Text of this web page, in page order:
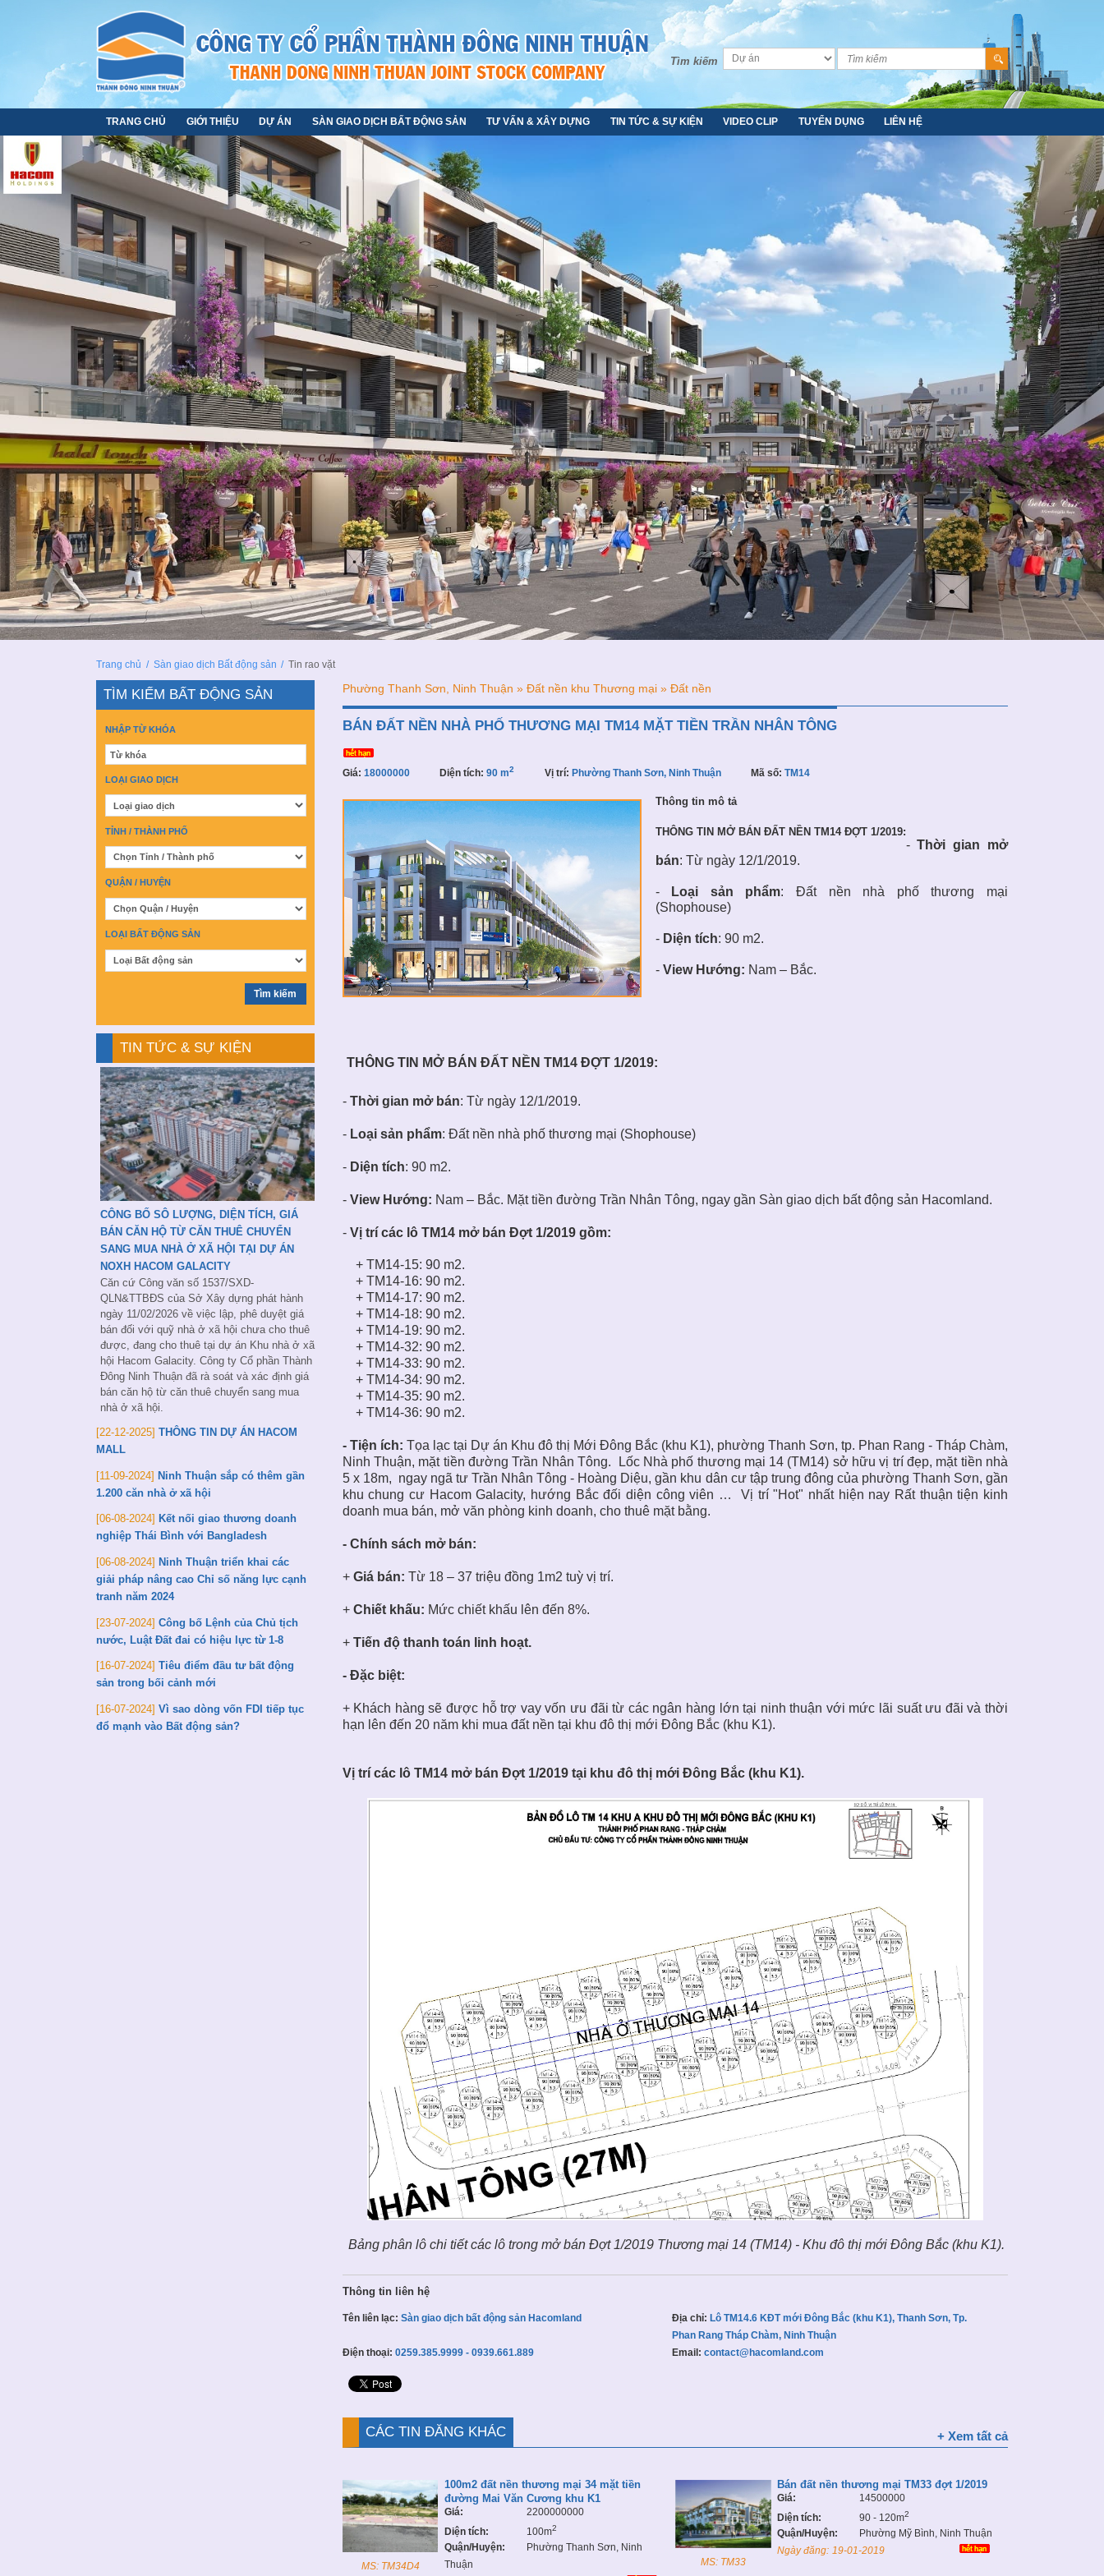
Tìm kiếm
TRANG CHỦ GIỚI THIỆU DỰ ÁN SÀN GIAO DỊCH BẤT ĐỘNG SẢN TƯ VẤN & XÂY DỰNG TIN TỨC & SỰ KIỆN VIDEO CLIP TUYỂN DỤNG LIÊN HỆ
Trang chủ / Sàn giao dịch Bất động sản / Tin rao vặt
Phường Thanh Sơn, Ninh Thuận » Đất nền khu Thương mại » Đất nền
BÁN ĐẤT NỀN NHÀ PHỐ THƯƠNG MẠI TM14 MẶT TIỀN TRẦN NHÂN TÔNG
Giá: 18000000 Diện tích: 90 m2 Vị trí: Phường Thanh Sơn, Ninh Thuận Mã số: TM14
Thông tin mô tả
THÔNG TIN MỞ BÁN ĐẤT NỀNTM14 ĐỢT 1/2019:
-Thời gian mở
bán: Từ ngày 12/1/2019.
- Loại sản phẩm: Đất nền nhà phố thương mại
(Shophouse)
- Diện tích: 90 m2.
- View Hướng: Nam – Bắc.
THÔNG TIN MỞ BÁN ĐẤT NỀN TM14 ĐỢT 1/2019:
- Thời gian mở bán: Từ ngày 12/1/2019.
- Loại sản phẩm: Đất nền nhà phố thương mại (Shophouse)
- Diện tích: 90 m2.
- View Hướng: Nam – Bắc. Mặt tiền đường Trần Nhân Tông, ngay gần Sàn giao dịch bất động sản Hacomland.
- Vị trí các lô TM14 mở bán Đợt 1/2019 gồm:
+ TM14-15: 90 m2.
+ TM14-16: 90 m2.
+ TM14-17: 90 m2.
+ TM14-18: 90 m2.
+ TM14-19: 90 m2.
+ TM14-32: 90 m2.
+ TM14-33: 90 m2.
+ TM14-34: 90 m2.
+ TM14-35: 90 m2.
+ TM14-36: 90 m2.
- Tiện ích: Tọa lạc tại Dự án Khu đô thị Mới Đông Bắc (khu K1), phường Thanh Sơn, tp. Phan Rang - Tháp Chàm,
Ninh Thuận, mặt tiền đường Trần Nhân Tông. Lốc Nhà phố thương mại 14 (TM14) sở hữu vị trí đẹp, mặt tiền nhà
5 x 18m, ngay ngã tư Trần Nhân Tông - Hoàng Diệu, gần khu dân cư tập trung đông của phường Thanh Sơn, gần
khu chung cư Hacom Galacity, hướng Bắc đối diện công viên … Vị trí "Hot" nhất hiện nay Rất thuận tiện kinh
doanh mua bán, mở văn phòng kinh doanh, cho thuê mặt bằng.
- Chính sách mở bán:
+ Giá bán: Từ 18 – 37 triệu đồng 1m2 tuỳ vị trí.
+Chiết khấu: Mức chiết khấu lên đến 8%.
+ Tiến độ thanh toán linh hoạt.
- Đặc biệt:
+ Khách hàng sẽ được hỗ trợ vay vốn ưu đãi từ các ngân hàng lớn tại ninh thuận với mức lãi suất ưu đãi và thời
hạn lên đến 20 năm khi mua đất nền tại khu đô thị mới Đông Bắc (khu K1).
Vị trí các lô TM14 mở bán Đợt 1/2019 tại khu đô thị mới Đông Bắc (khu K1).
Bảng phân lô chi tiết các lô trong mở bán Đợt 1/2019 Thương mại 14 (TM14) - Khu đô thị mới Đông Bắc (khu K1).
Thông tin liên hệ
Tên liên lạc: Sàn giao dịch bất động sản Hacomland Địa chỉ: Lô TM14.6 KĐT mới Đông Bắc (khu K1), Thanh Sơn, Tp.
Phan Rang Tháp Chàm, Ninh Thuận
Điện thoại: 0259.385.9999 - 0939.661.889 Email: contact@hacomland.com
CÁC TIN ĐĂNG KHÁC + Xem tất cả
MS: TM34D4
100m2 đất nền thương mại 34 mặt tiền
đường Mai Văn Cương khu K1
Giá:
2200000000
Diện tích:
100m2
Quận/Huyện:
Phường Thanh Sơn, Ninh
Thuận
MS: TM33
Bán đất nền thương mại TM33 đợt 1/2019
Giá:
14500000
Diện tích:
90 - 120m2
Quận/Huyện:
Phường Mỹ Bình, Ninh Thuận
Ngày đăng: 19-01-2019
TÌM KIẾM BẤT ĐỘNG SẢN
NHẬP TỪ KHÓA
LOẠI GIAO DỊCH
TỈNH / THÀNH PHỐ
QUẬN / HUYỆN
LOẠI BẤT ĐỘNG SẢN
TIN TỨC & SỰ KIỆN
CÔNG BỐ SÔ LƯỢNG, DIỆN TÍCH, GIÁ
BÁN CĂN HỘ TỪ CĂN THUÊ CHUYỂN
SANG MUA NHÀ Ở XÃ HỘI TẠI DỰ ÁN
NOXH HACOM GALACITY
Căn cứ Công văn số 1537/SXD-
QLN&TTBĐS của Sở Xây dựng phát hành
ngày 11/02/2026 về việc lập, phê duyệt giá
bán đối với quỹ nhà ở xã hội chưa cho thuê
được, đang cho thuê tại dự án Khu nhà ở xã
hội Hacom Galacity. Công ty Cổ phần Thành
Đông Ninh Thuận đã rà soát và xác định giá
bán căn hộ từ căn thuê chuyển sang mua
nhà ở xã hội.
[22-12-2025] THÔNG TIN DỰ ÁN HACOM
MALL
[11-09-2024] Ninh Thuận sắp có thêm gần
1.200 căn nhà ở xã hội
[06-08-2024] Kết nối giao thương doanh
nghiệp Thái Bình với Bangladesh
[06-08-2024] Ninh Thuận triển khai các
giải pháp nâng cao Chỉ số năng lực cạnh
tranh năm 2024
[23-07-2024] Công bố Lệnh của Chủ tịch
nước, Luật Đất đai có hiệu lực từ 1-8
[16-07-2024] Tiêu điểm đầu tư bất động
sản trong bối cảnh mới
[16-07-2024] Vì sao dòng vốn FDI tiếp tục
đổ mạnh vào Bất động sản?